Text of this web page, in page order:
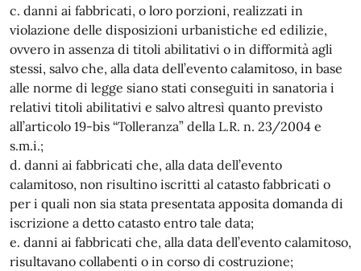
c. danni ai fabbricati, o loro porzioni, realizzati in
violazione delle disposizioni urbanistiche ed edilizie,
ovvero in assenza di titoli abilitativi o in difformità agli
stessi, salvo che, alla data dell’evento calamitoso, in base
alle norme di legge siano stati conseguiti in sanatoria i
relativi titoli abilitativi e salvo altresì quanto previsto
all’articolo 19-bis “Tolleranza” della L.R. n. 23/2004 e
s.m.i.;
d. danni ai fabbricati che, alla data dell’evento
calamitoso, non risultino iscritti al catasto fabbricati o
per i quali non sia stata presentata apposita domanda di
iscrizione a detto catasto entro tale data;
e. danni ai fabbricati che, alla data dell’evento calamitoso,
risultavano collabenti o in corso di costruzione;